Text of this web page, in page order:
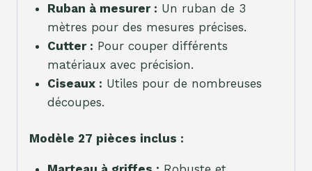
Ruban à mesurer : Un ruban de 3
mètres pour des mesures précises.
Cutter : Pour couper différents
matériaux avec précision.
Ciseaux : Utiles pour de nombreuses
découpes.
Modèle 27 pièces inclus :